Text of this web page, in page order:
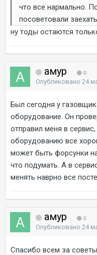
что все нармально.
посоветовали
ну тоды остаются
амур 0
Опубликовано 24
Был сегодня у
оборудование. Он
отправил меня в
оборудованию все
может быть форсунки
что подумать. А в
менять наврно все
амур 0
Опубликовано 24
Спасибо всем за